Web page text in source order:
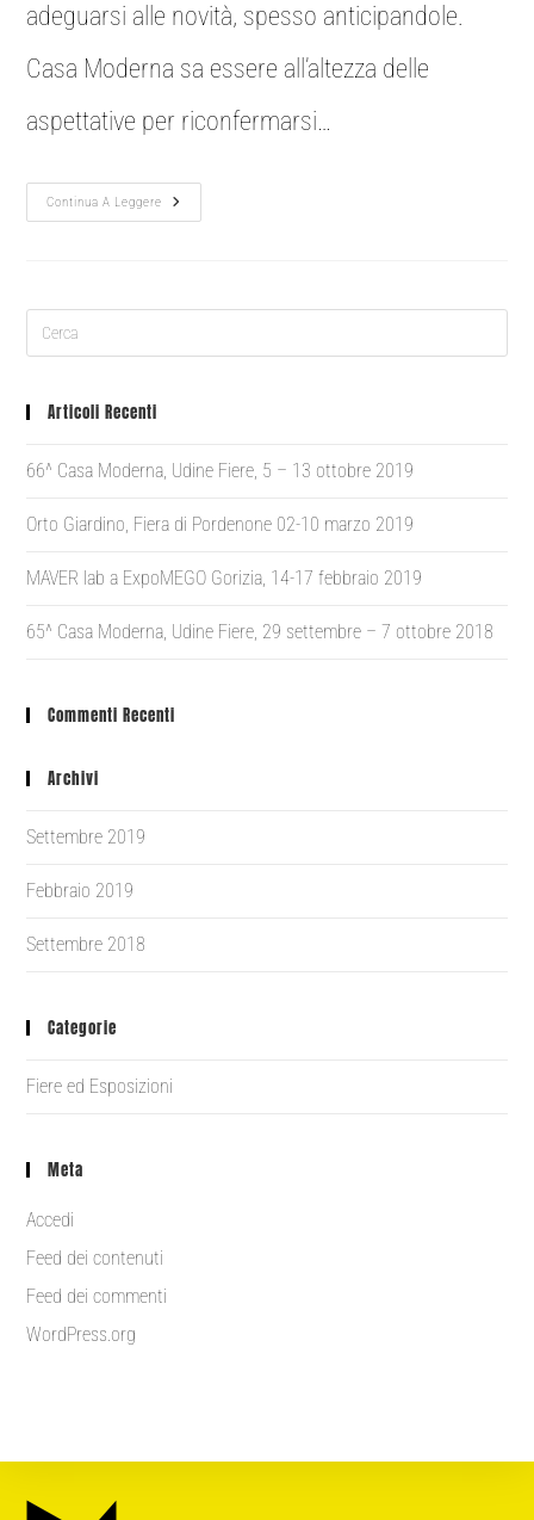
adeguarsi alle novità, spesso anticipandole.
Casa Moderna sa essere all’altezza delle
aspettative per riconfermarsi…
Continua A Leggere
Articoli Recenti
66^ Casa Moderna, Udine Fiere, 5 – 13 ottobre 2019
Orto Giardino, Fiera di Pordenone 02-10 marzo 2019
MAVER lab a ExpoMEGO Gorizia, 14-17 febbraio 2019
65^ Casa Moderna, Udine Fiere, 29 settembre – 7 ottobre 2018
Commenti Recenti
Archivi
Settembre 2019
Febbraio 2019
Settembre 2018
Categorie
Fiere ed Esposizioni
Meta
Accedi
Feed dei contenuti
Feed dei commenti
WordPress.org